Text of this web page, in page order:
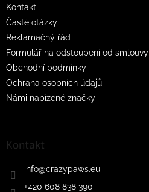
ý
Kontakt
Časté otázky
Reklamačný řád
Formulář na odstoupení od smlouvy
Obchodní podmínky
Ochrana osobních údajů
Námi nabízené značky
Kontakt
info@crazypaws.eu
+420 608 838 390